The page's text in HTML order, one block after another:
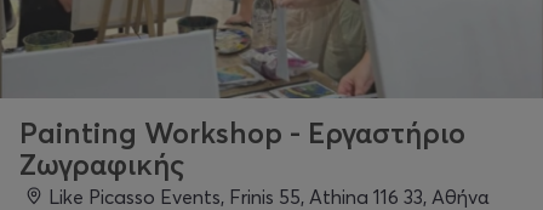
Painting Workshop - Εργαστήριο
Ζωγραφικής
Like Picasso Events, Frinis 55, Athina 116 33, Αθήνα